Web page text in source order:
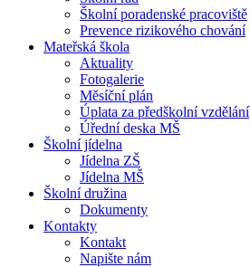
Školní poradenské pracoviště
Prevence rizikového chování
Mateřská škola
Aktuality
Fotogalerie
Měsíční plán
Úplata za předškolní vzdělání
Úřední deska MŠ
Školní jídelna
Jídelna ZŠ
Jídelna MŠ
Školní družina
Dokumenty
Kontakty
Kontakt
Napište nám